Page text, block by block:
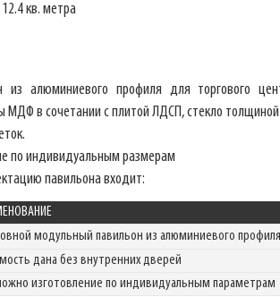
кв. метра
из алюминиевого профиля для торгового
МДФ в сочетании с плитой ЛДСП, стекло
по индивидуальным размерам
павильона входит:
модульный павильон из алюминиевого профиля
дана без внутренних дверей
изготовление по индивидуальным параметрам